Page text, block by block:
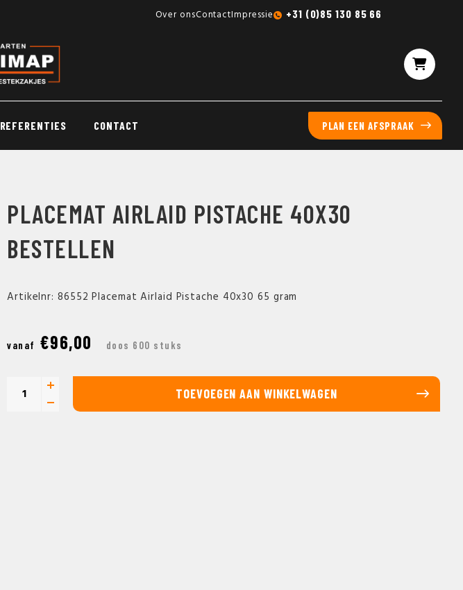
Gratis sampleboxen mogelijk
Over onsContactImpressie +31 (0)85 130 85 66
REFERENTIES CONTACT PLAN EEN AFSPRAAK
PLACEMAT AIRLAID PISTACHE 40X30
BESTELLEN
Artikelnr: 86552 Placemat Airlaid Pistache 40x30 65 gram
vanaf €96,00 doos 600 stuks
TOEVOEGEN AAN WINKELWAGEN